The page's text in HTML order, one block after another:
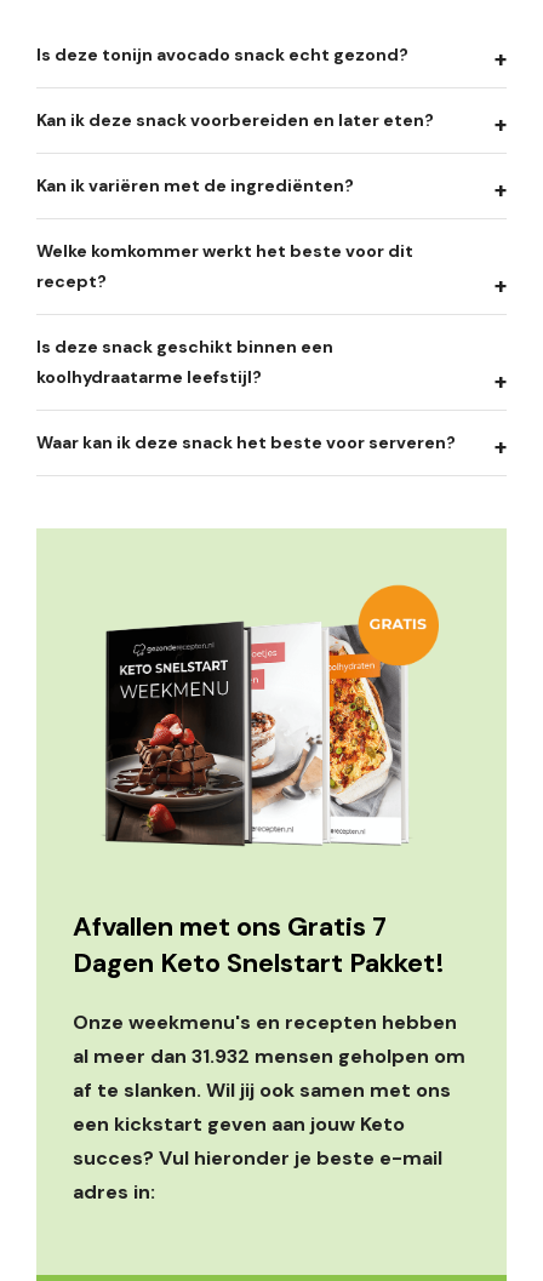
Is deze tonijn avocado snack echt gezond?
Kan ik deze snack voorbereiden en later eten?
Kan ik variëren met de ingrediënten?
Welke komkommer werkt het beste voor dit
recept?
Is deze snack geschikt binnen een
koolhydraatarme leefstijl?
Waar kan ik deze snack het beste voor serveren?
Afvallen met ons Gratis 7
Dagen Keto Snelstart Pakket!
Onze weekmenu's en recepten hebben
al meer dan 31.932 mensen geholpen om
af te slanken. Wil jij ook samen met ons
een kickstart geven aan jouw Keto
succes? Vul hieronder je beste e-mail
adres in: